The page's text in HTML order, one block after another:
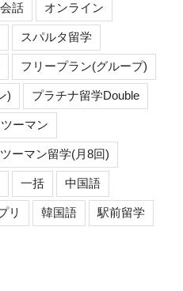
話 オンライン
スパルタ留学
フリープラン(グループ)
) プラチナ留学Double
ーマン
ーマン留学(月8回)
一括 中国語
リ 韓国語 駅前留学